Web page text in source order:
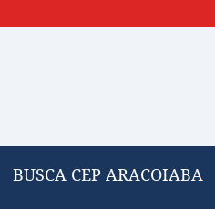
BUSCA CEP ARACOIABA